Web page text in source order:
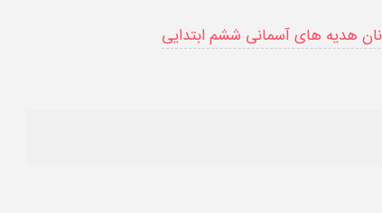
هدیه های آسمانی ششم ابتدایی